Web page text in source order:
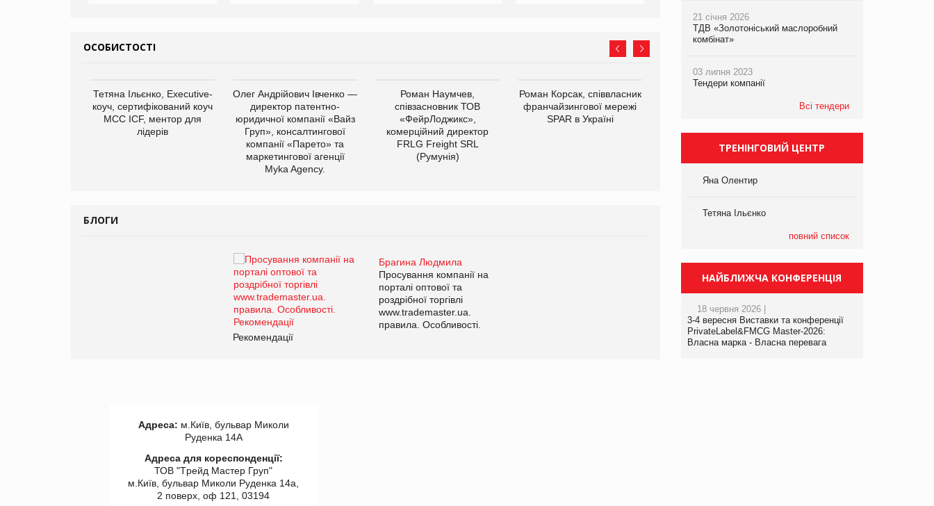
ОСОБИСТОСТІ
Тетяна Ільєнко, Executive-
коуч, сертифікований коуч
МСС ICF, ментор для
лідерів
Олег Андрійович Івченко —
директор патентно-
юридичної компанії «Вайз
Груп», консалтингової
компанії «Парето» та
маркетингової агенції
Myka Agency.
Роман Наумчев,
співзасновник ТОВ
«ФейрЛоджикс»,
комерційний директор
FRLG Freight SRL
(Румунія)
Роман Корсак, співвласник
франчайзингової мережі
SPAR в Україні
виробництва
компанії «УкраМарин»
БЛОГИ
Брагина Людмила
Просування компанії на
порталі оптової та
роздрібної торгівлі
www.trademaster.ua.
правила. Особливості.
Рекомендації
Брагина Людмила
Просування компанії на
правила. Особливості.
Рекомендації
21 січня 2026
ТДВ «Золотоніський маслоробний
комбінат»
03 липня 2023
Тендери компанії
Всі тендери
ТРЕНІНГОВИЙ ЦЕНТР
Яна Олентир
Тетяна Ільєнко
повний список
НАЙБЛИЖЧА КОНФЕРЕНЦІЯ
18 червня 2026 |
3-4 вересня Виставки та конференції
PrivateLabel&FMCG Master-2026:
Власна марка - Власна перевага
Адреса: м.Київ, бульвар Миколи
Руденка 14А
Адреса для кореспонденції:
ТОВ "Tрейд Мастер Груп"
м.Київ, бульвар Миколи Руденка 14а,
2 поверх, оф 121, 03194